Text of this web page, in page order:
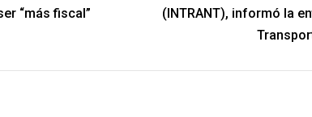
“más fiscal”
(INTRANT), informó la